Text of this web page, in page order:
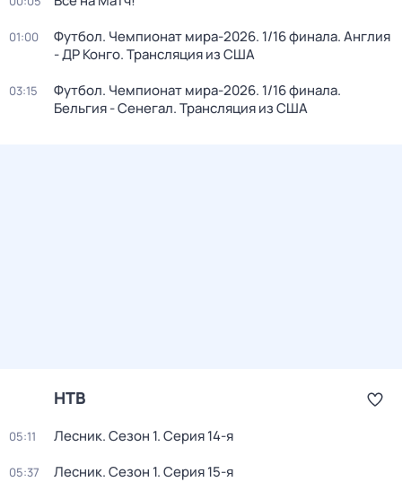
01:00
Футбол. Чемпионат мира-2026. 1/16 финала. Англия
- ДР Конго. Трансляция из США
03:15
Футбол. Чемпионат мира-2026. 1/16 финала.
Бельгия - Сенегал. Трансляция из США
НТВ
05:11 Лесник. Сезон 1. Серия 14-я
05:37 Лесник. Сезон 1. Серия 15-я